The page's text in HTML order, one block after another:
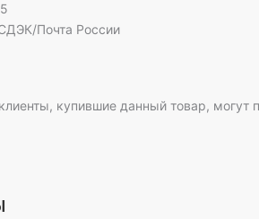
Почта России
купившие данный товар, могут